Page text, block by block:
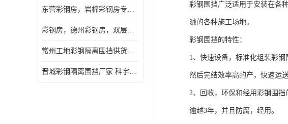
东营彩钢房，岩棉彩钢房专业制作安装
彩钢房，德州彩钢房，双层彩钢房，岩棉彩钢房供应商
常州工地彩钢隔离围挡供货商 科宇钢构工程
晋城彩钢隔离围挡厂家 科宇钢构工程
彩钢围挡广泛适用于安装在各
溅的各种施工场地。
彩钢围挡的特性：
1、快速设备，标准化组装彩
然后完结效率高的产，快速运
2、回收，环保和经用彩钢围
逾越3年，并且防腐，经用。